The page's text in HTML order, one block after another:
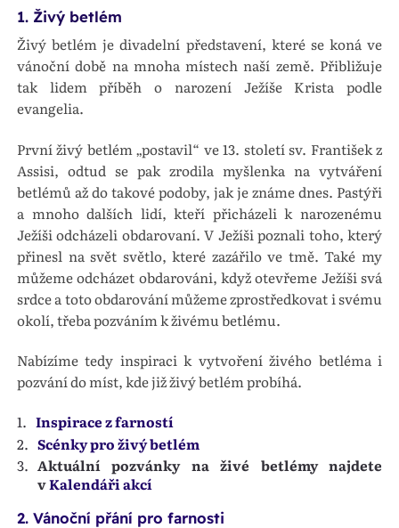
1. Živý betlém
Živý betlém je divadelní představení, které se koná ve
vánoční době na mnoha místech naší země. Přibližuje
tak lidem příběh o narození Ježíše Krista podle
evangelia.
První živý betlém „postavil“ ve 13. století sv. František z
Assisi, odtud se pak zrodila myšlenka na vytváření
betlémů až do takové podoby, jak je známe dnes. Pastýři
a mnoho dalších lidí, kteří přicházeli k narozenému
Ježíši odcházeli obdarovaní. V Ježíši poznali toho, který
přinesl na svět světlo, které zazářilo ve tmě. Také my
můžeme odcházet obdarováni, když otevřeme Ježíši svá
srdce a toto obdarování můžeme zprostředkovat i svému
okolí, třeba pozváním k živému betlému.
Nabízíme tedy inspiraci k vytvoření živého betléma i
pozvání do míst, kde již živý betlém probíhá.
Inspirace z farností
Scénky pro živý betlém
Aktuální pozvánky na živé betlémy najdete
vKalendáři akcí
2. Vánoční přání pro farnosti